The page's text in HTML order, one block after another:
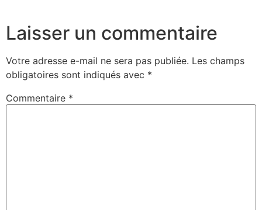
Laisser un commentaire
Votre adresse e-mail ne sera pas publiée. Les champs
obligatoires sont indiqués avec *
Commentaire *